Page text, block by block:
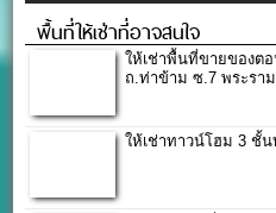
พื้นที่ให้เช่าที่อาจสนใจ
ให้เช่าพื้นที่ขายของต
ถ.ท่าข้าม ซ.7 พระรา
ให้เช่าทาวน์โฮม 3 ชั้น